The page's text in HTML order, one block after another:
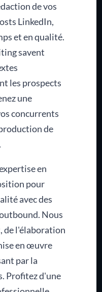
de vos
LinkedIn,
et en qualité.
savent
les prospects
une
concurrents
de
en
pour
avec des
Nous
de l'élaboration
en œuvre
par la
Profitez d'une